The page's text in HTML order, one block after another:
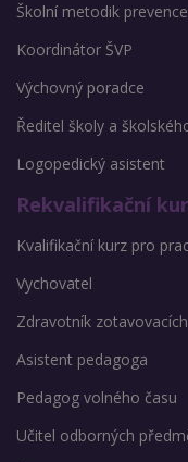
Školní metodik prevence
Koordinátor ŠVP
Výchovný poradce
Ředitel školy a
Logopedický asistent
Rekvalifikační
Kvalifikační kurz pro
Vychovatel
Zdravotník
Asistent pedagoga
Pedagog volného času
Učitel odborných